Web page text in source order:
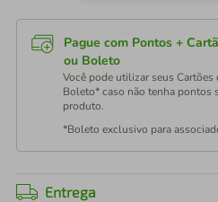
Pague com Pontos +
ou Boleto
Você pode utilizar seus Cartões
Boleto* caso não tenha pontos
produto.
*Boleto exclusivo para
Entrega